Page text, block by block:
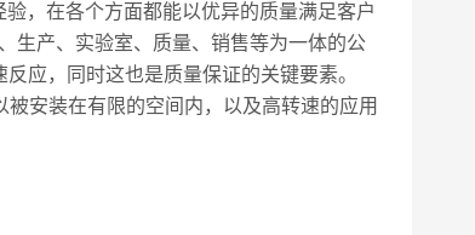
，在各个方面都能以优异的质量满足客户
生产、实验室、质量、销售等为一体的公
应，同时这也是质量保证的关键要素。
安装在有限的空间内，以及高转速的应用